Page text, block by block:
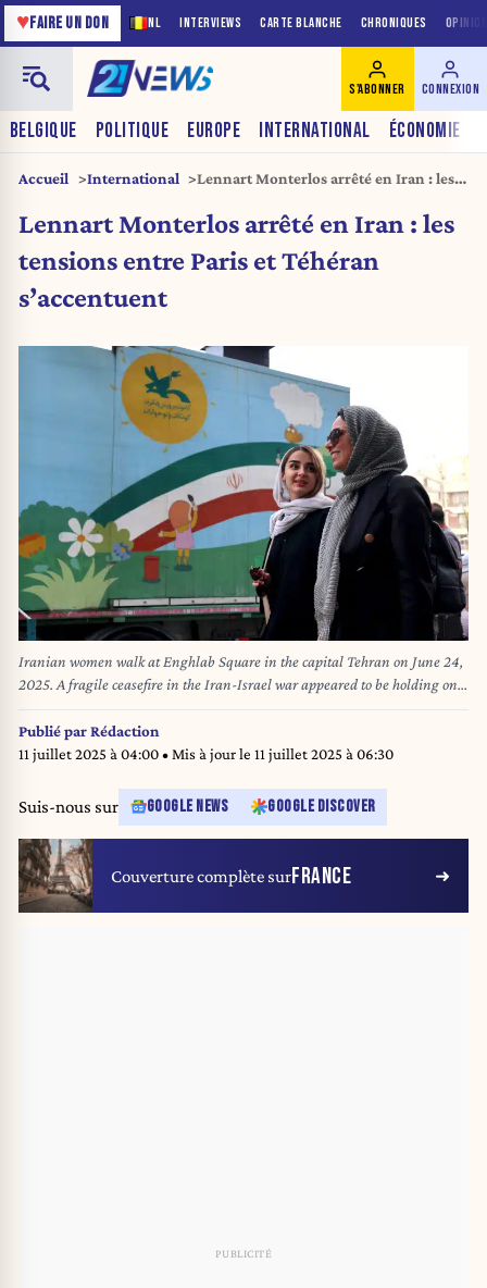
NL INTERVIEWS CARTE BLANCHE CHRONIQUES
♥FAIRE UN DON
BELGIQUE POLITIQUE EUROPE INTERNATIONAL ÉCONOMIE
S'ABONNER CONNEXION
Accueil International
Lennart Monterlos arrêté en Iran : les
s’accentuent
Lennart Monterlos arrêté en Iran : les
tensions entre Paris et Téhéran
s’accentuent
Iranian women walk at Enghlab Square in the capital Tehran on June 24,
2025. A fragile ceasefire in the Iran-Israel war appeared to be holding on
June 24, after 12 days of strikes that saw Israel and the United States
pummel the Islamic republic's nuclear facilities. (Photo by ATTA KENARE /
AFP)
Publié parRédaction
11 juillet 2025 à 04:00• Mis à jour le 11 juillet 2025 à 06:30
Suis-nous sur GOOGLE NEWS GOOGLE DISCOVER
Couverture complète surFRANCE